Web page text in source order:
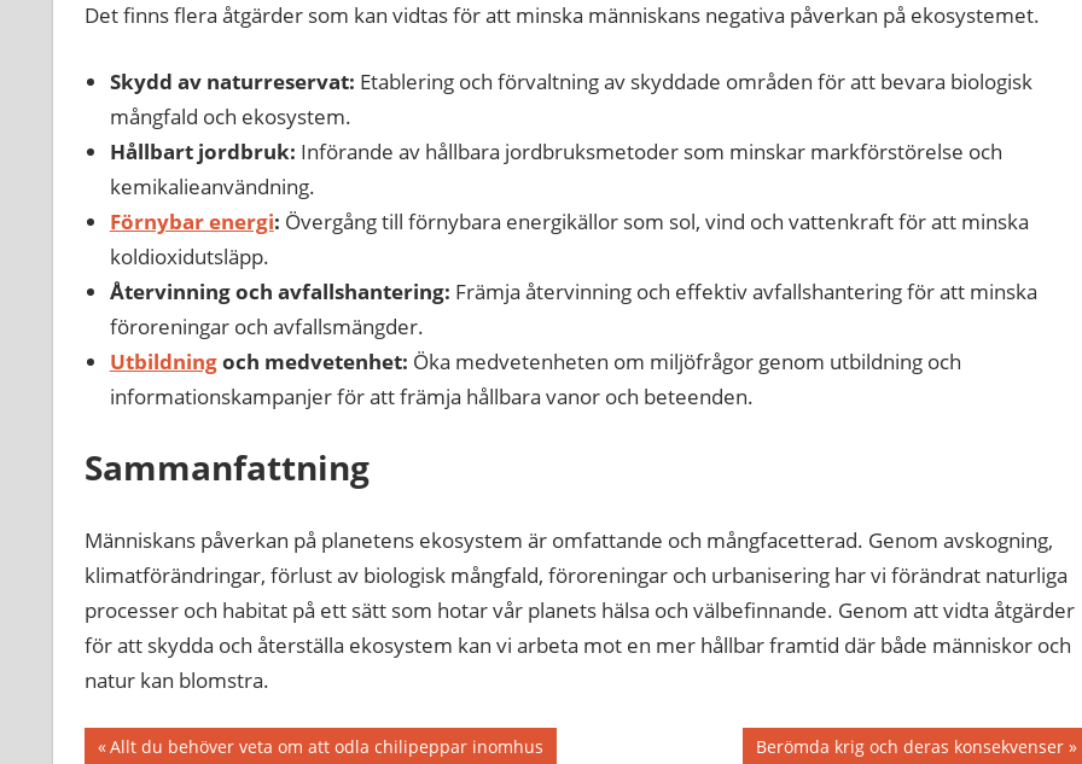
Det finns flera åtgärder som kan vidtas för att minska människans negativa påverkan på ekosystemet.
Skydd av naturreservat: Etablering och förvaltning av skyddade områden för att bevara biologisk
mångfald och ekosystem.
Hållbart jordbruk: Införande av hållbara jordbruksmetoder som minskar markförstörelse och
kemikalieanvändning.
Förnybar energi: Övergång till förnybara energikällor som sol, vind och vattenkraft för att minska
koldioxidutsläpp.
Återvinning och avfallshantering: Främja återvinning och effektiv avfallshantering för att minska
föroreningar och avfallsmängder.
Utbildningoch medvetenhet: Öka medvetenheten om miljöfrågor genom utbildning och
informationskampanjer för att främja hållbara vanor och beteenden.
Sammanfattning
Människans påverkan på planetens ekosystem är omfattande och mångfacetterad. Genom avskogning,
klimatförändringar, förlust av biologisk mångfald, föroreningar och urbanisering har vi förändrat naturliga
processer och habitat på ett sätt som hotar vår planets hälsa och välbefinnande. Genom att vidta åtgärder
för att skydda och återställa ekosystem kan vi arbeta mot en mer hållbar framtid där både människor och
natur kan blomstra.
Inläggsnavigering
Föregående
Allt du behöver veta om att odla chilipeppar inomhus
Nästa
Berömda krig och deras konsekvenser